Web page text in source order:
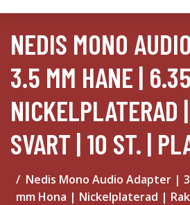
NEDIS MONO
3.5 MM HANE |
NICKELPLATERAD
SVART | 10 ST. |
Nedis Mono Audio Adapter |
mm Hona | Nickelplaterad |